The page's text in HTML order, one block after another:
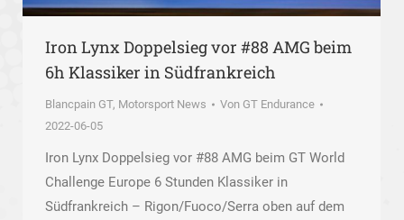
Iron Lynx Doppelsieg vor #88 AMG beim
6h Klassiker in Südfrankreich
Blancpain GT, Motorsport News Von GT Endurance
2022-06-05
Iron Lynx Doppelsieg vor #88 AMG beim GT World
Challenge Europe 6 Stunden Klassiker in
Südfrankreich – Rigon/Fuoco/Serra oben auf dem